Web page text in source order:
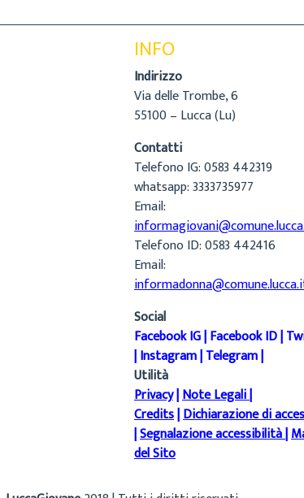
INFO
Indirizzo
Via delle Trombe, 6
55100 – Lucca (Lu)
Contatti
Telefono IG: 0583 442319
whatsapp: 3333735977
Email:
Telefono ID: 0583 442416
Email:
Social
Facebook IG|Facebook ID|
|Instagram|Telegram|
Utilità
Privacy|Note Legali|
Credits|Dichiarazione di
|Segnalazione accessibilità|
del Sito